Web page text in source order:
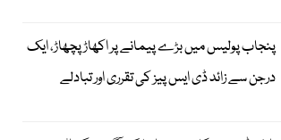
پنجاب پولیس میں بڑے پیمانے پر اکھاڑ پچھاڑ، ایک
درجن سے زائد ڈی ایس پیز کی تقرری اور تبادلے